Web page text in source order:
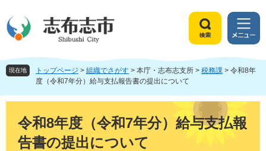
ジ
頭
ュ
飛
索
メ
ニ
ュ
ー
現在地 トップページ > 組織でさがす > 本庁・志布志支所 > 税務課 > 令和8年
度（令和7年分）給与支払報告書の提出について
令和8年度（令和7年分）給与支払報
告書の提出について